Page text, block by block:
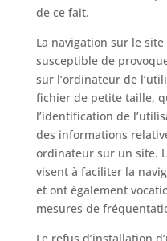
de ce fait.
La navigation sur le site
susceptible de
sur l’ordinateur de
fichier de petite taille,
l’identification de
des informations
ordinateur sur un site.
visent à faciliter la
et ont également
mesures de